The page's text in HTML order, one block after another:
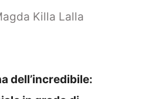
Killa Lalla
dell’incredibile: